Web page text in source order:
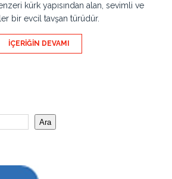
kürk yapısından alan, sevimli ve
bir evcil tavşan türüdür.
İÇERIĞIN DEVAMI
Ara